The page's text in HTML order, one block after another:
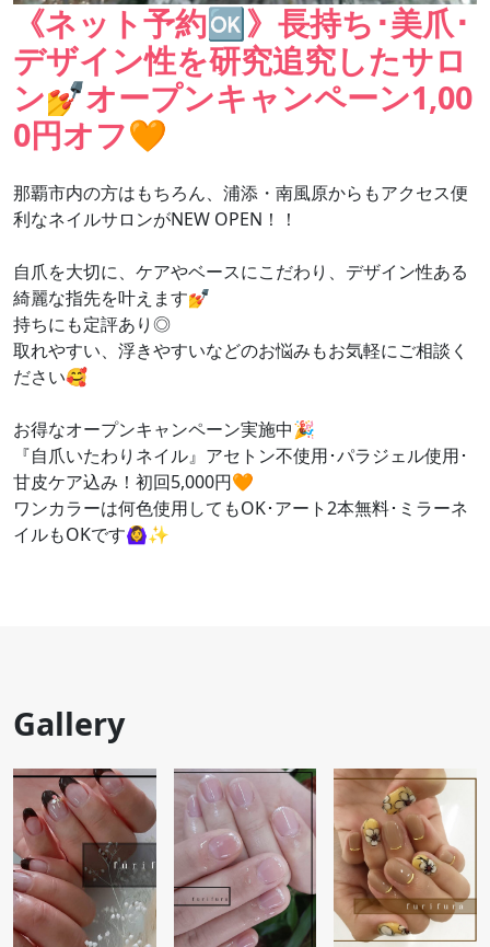
《ネット予約🆗》長持ち･美爪･
デザイン性を研究追究したサロ
ン💅オープンキャンペーン1,00
0円オフ🧡
那覇市内の方はもちろん、浦添・南風原からもアクセス便
利なネイルサロンがNEW OPEN！！
自爪を大切に、ケアやベースにこだわり、デザイン性ある
綺麗な指先を叶えます💅
持ちにも定評あり◎
取れやすい、浮きやすいなどのお悩みもお気軽にご相談く
ださい🥰
お得なオープンキャンペーン実施中🎉
『自爪いたわりネイル』アセトン不使用･パラジェル使用･
甘皮ケア込み！初回5,000円🧡
ワンカラーは何色使用してもOK･アート2本無料･ミラーネ
イルもOKです🙆‍♀️✨
Gallery